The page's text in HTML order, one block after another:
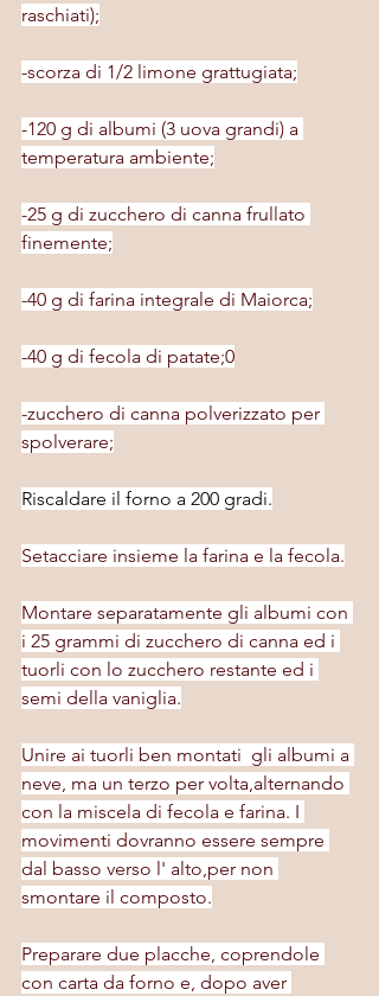
raschiati);
-scorza di 1/2 limone grattugiata;
-120 g di albumi (3 uova grandi) a
temperatura ambiente;
-25 g di zucchero di canna frullato
finemente;
-40 g di farina integrale di Maiorca;
-40 g di fecola di patate;0
-zucchero di canna polverizzato per
spolverare;
Riscaldare il forno a 200 gradi.
Setacciare insieme la farina e la fecola.
Montare separatamente gli albumi con
i 25 grammi di zucchero di canna ed i
tuorli con lo zucchero restante ed i
semi della vaniglia.
Unire ai tuorli ben montati  gli albumi a
neve, ma un terzo per volta,alternando
con la miscela di fecola e farina. I
movimenti dovranno essere sempre
dal basso verso l' alto,per non
smontare il composto.
Preparare due placche, coprendole
con carta da forno e, dopo aver